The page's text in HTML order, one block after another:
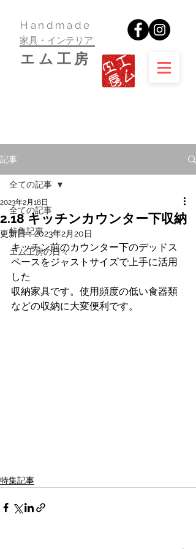
​Handmade
家具・インテリア
​エム工房
記事
全ての記事
特集記事
エム工房の日々
全ての記事
2.18 キッチンカウンター下収納
2023年2月18日
更新日：2023年2月20日
キッチン前のカウンター下のデッドス
ペースをジャストサイズで上手に活用
した
収納家具です。使用頻度の低い食器類
などの収納に大変便利です。
特集記事